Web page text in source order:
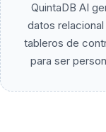
QuintaDB AI
datos
tableros de
para ser